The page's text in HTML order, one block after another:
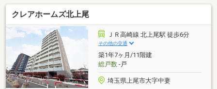
相談無料で受付致します！４）即日・平日・夜間のご
対応も可能
クレアホームズ北上尾
ＪＲ高崎線 北上尾駅 徒歩6分
その他の交通
築1年7ヶ月/11階建
総戸数-戸
埼玉県上尾市大字中妻